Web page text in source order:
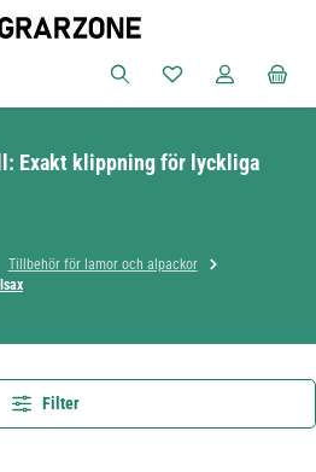
Du har 0 objekt i
Exakt klippning för lyckliga
Tillbehör för lamor och alpackor
Filter